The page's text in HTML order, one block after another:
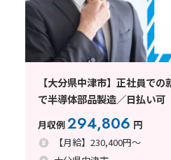
【大分県中津市】正社員で
で半導体部品製造／日払い可
月収例294,806 円
【月給】230,400円～